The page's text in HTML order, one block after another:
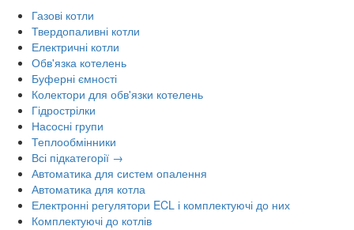
Газові котли
Твердопаливні котли
Електричні котли
Обв'язка котелень
Буферні ємності
Колектори для обв'язки котелень
Гідрострілки
Насосні групи
Теплообмінники
Всі підкатегорії →
Автоматика для систем опалення
Автоматика для котла
Електронні регулятори ECL і комплектуючі до них
Комплектуючі до котлів